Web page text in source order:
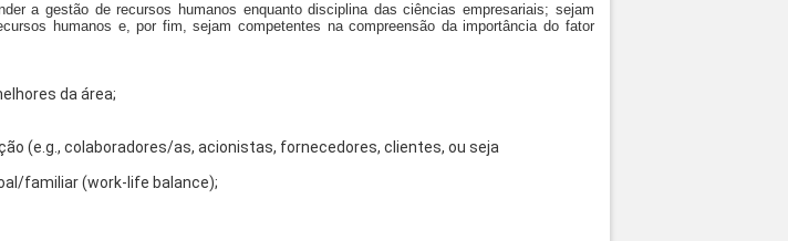
a gestão de recursos humanos enquanto disciplina das ciências empresariais; sejam
humanos e, por fim, sejam competentes na compreensão da importância do fator
da área;
(e.g., colaboradores/as, acionistas, fornecedores, clientes, ou seja
familiar (work-life balance);